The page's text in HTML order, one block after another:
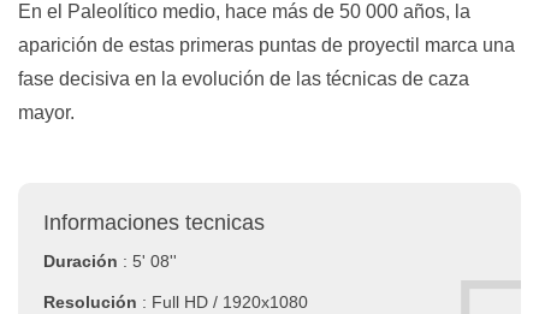
En el Paleolítico medio, hace más de 50 000 años, la
aparición de estas primeras puntas de proyectil marca una
fase decisiva en la evolución de las técnicas de caza
mayor.
Informaciones tecnicas
Duración : 5' 08''
Resolución : Full HD / 1920x1080